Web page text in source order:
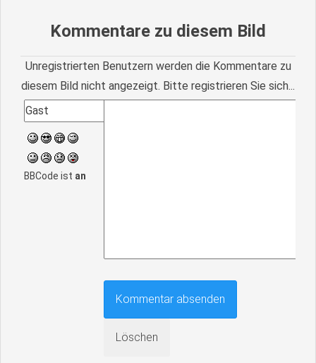
Kommentare zu diesem Bild
Unregistrierten Benutzern werden die Kommentare zu
diesem Bild nicht angezeigt. Bitte registrieren Sie sich...
BBCode ist an